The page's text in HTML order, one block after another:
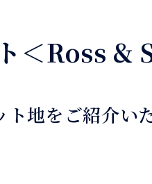
＜Ross &
ト地をご紹介い